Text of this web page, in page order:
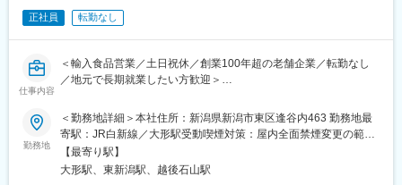
■入社後について：
原則、入社初年度は数字目標を持たず、OJTや問合せ対応を中心
に行い、商品知識の習得をはじめとした基礎を身に着けていただ
きます。翌年度より個人目標を持ち、担当エリアをお任せしま
す。
月1日、特別休暇が付与される「週休3日制度」を導入し、取得率
はほぼ100％。月平均残業は約10時間と、私生活も大切にできま
す。
正社員 転勤なし
仕事内容
＜輸入食品営業／土日祝休／創業100年超の老舗企業／転勤なし
／地元で長期就業したい方歓迎＞
■業務内容：
海外の食品を輸入・販売しています。国境を超えた世界の「食文
化」を日本の懸け橋となり新たな市場を発掘し、食生活を豊かに
するため、日々の市場調査・商品発掘に取り組んでいます。
また、輸入食品のBtoBプラットフォーム「フーリップ」を運営し
勤務地
＜勤務地詳細＞本社住所：新潟県新潟市東区逢谷内463 勤務地最
寄駅：JR白新線／大形駅受動喫煙対策：屋内全面禁煙変更の範
囲：会社の定める事業所（リモートワーク含む）
【最寄り駅】
大形駅、東新潟駅、越後石山駅